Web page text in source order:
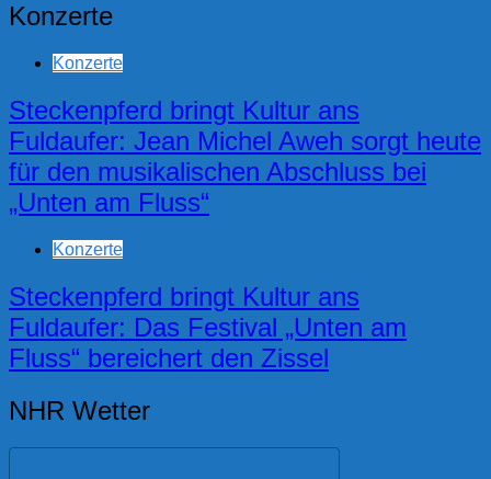
Konzerte
Konzerte
Steckenpferd bringt Kultur ans
Fuldaufer: Jean Michel Aweh sorgt heute
für den musikalischen Abschluss bei
„Unten am Fluss“
Konzerte
Steckenpferd bringt Kultur ans
Fuldaufer: Das Festival „Unten am
Fluss“ bereichert den Zissel
NHR Wetter